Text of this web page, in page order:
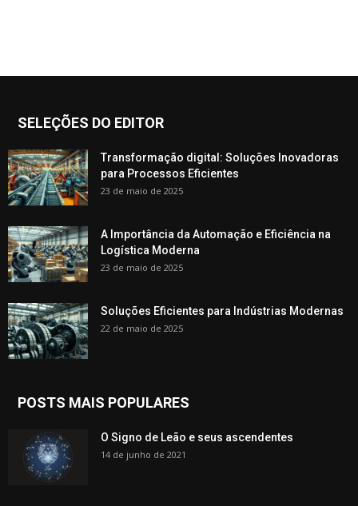
SELEÇÕES DO EDITOR
Transformação digital: Soluções Inovadoras
para Processos Eficientes
23 de maio de 2025
A Importância da Automação e Eficiência na
Logística Moderna
23 de maio de 2025
Soluções Eficientes para Indústrias Modernas
22 de maio de 2025
POSTS MAIS POPULARES
O Signo de Leão e seus ascendentes
14 de junho de 2021